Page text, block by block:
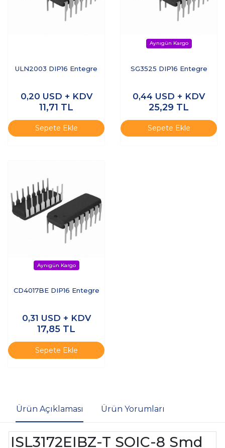
ULN2003 DIP16 Entegre
0,20 USD + KDV
11,71 TL
Sepete Ekle
SG3525 DIP16 Entegre
0,44 USD + KDV
25,29 TL
Sepete Ekle
CD4017BE DIP16 Entegre
0,31 USD + KDV
17,85 TL
Sepete Ekle
Ürün Açıklaması Ürün Yorumları
ISL3172EIBZ-T SOIC-8 Smd